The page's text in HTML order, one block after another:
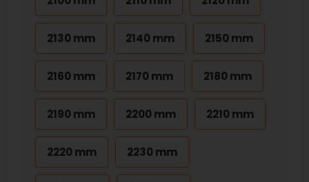
2130 mm 2140 mm 2150 mm
2160 mm 2170 mm 2180 mm
2190 mm 2200 mm 2210 mm
2220 mm 2230 mm